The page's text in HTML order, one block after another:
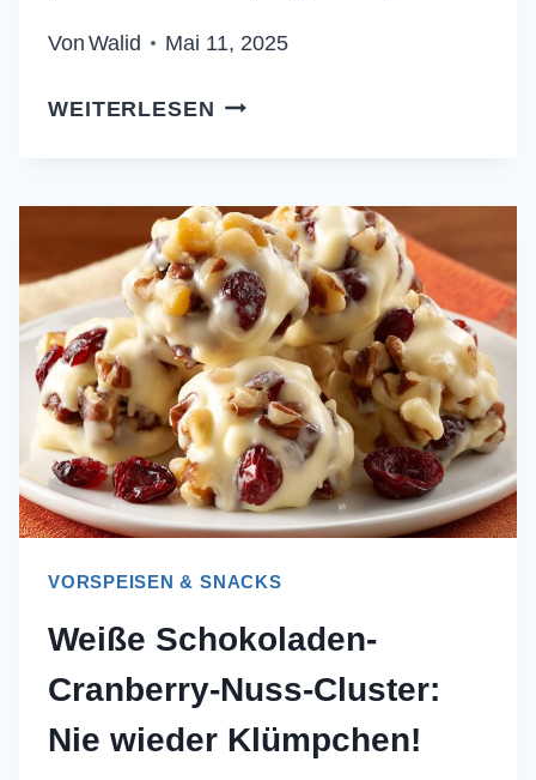
Von Walid Mai 11, 2025
WEITERLESEN SPECKDATTELN:
FÜR
PERFEKT
KNUSPRIGEN
SPECK!
VORSPEISEN & SNACKS
Weiße Schokoladen-
Cranberry-Nuss-Cluster:
Nie wieder Klümpchen!